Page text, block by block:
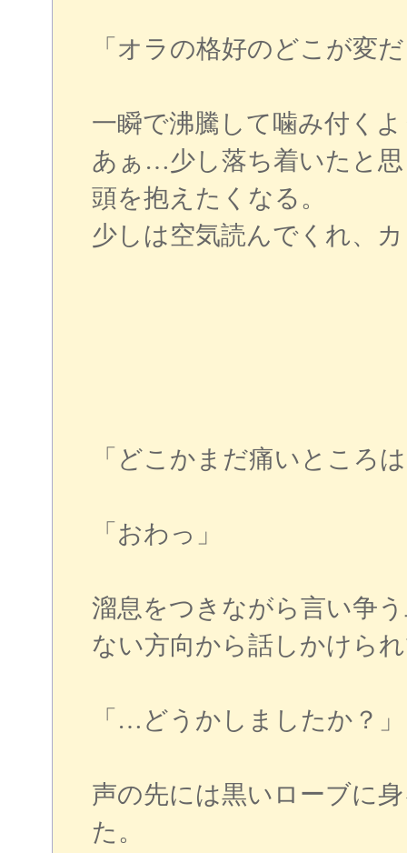
「オラの格好のどこが変
一瞬で沸騰して噛み付く
あぁ…少し落ち着いたと
頭を抱えたくなる。
少しは空気読んでくれ、
「どこかまだ痛いところ
「おわっ」
溜息をつきながら言い争
ない方向から話しかけら
「…どうかしましたか？」
声の先には黒いローブに
た。